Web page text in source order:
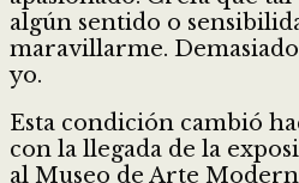
algún sentido o
maravillarme.
yo.
Esta condición cambió
con la llegada de la
al Museo de Arte